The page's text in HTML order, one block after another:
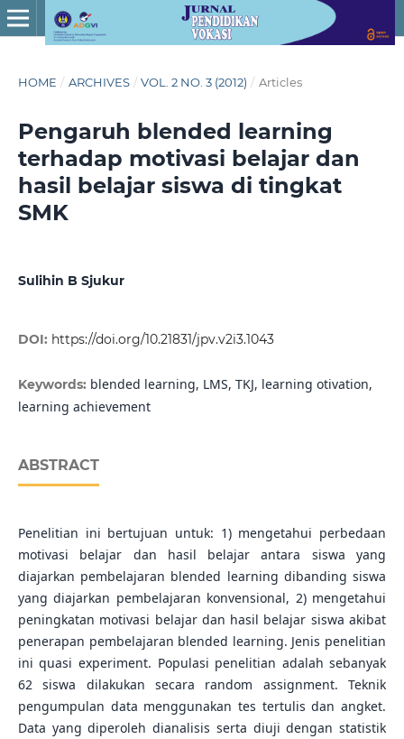
HOME / ARCHIVES / VOL. 2 NO. 3 (2012) / Articles
Pengaruh blended learning
terhadap motivasi belajar dan
hasil belajar siswa di tingkat
SMK
Sulihin B Sjukur
DOI: https://doi.org/10.21831/jpv.v2i3.1043
Keywords: blended learning, LMS, TKJ, learning otivation,
learning achievement
ABSTRACT
Penelitian ini bertujuan untuk: 1) mengetahui perbedaan
motivasi belajar dan hasil belajar antara siswa yang
diajarkan pembelajaran blended learning dibanding siswa
yang diajarkan pembelajaran konvensional, 2) mengetahui
peningkatan motivasi belajar dan hasil belajar siswa akibat
penerapan pembelajaran blended learning. Jenis penelitian
ini quasi experiment. Populasi penelitian adalah sebanyak
62 siswa dilakukan secara random assignment. Teknik
pengumpulan data menggunakan tes tertulis dan angket.
Data yang diperoleh dianalisis serta diuji dengan statistik